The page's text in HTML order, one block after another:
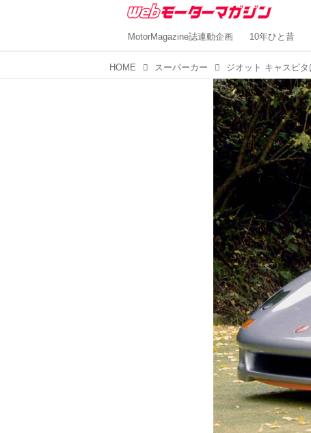
MotorMagazine誌連動企画 10年ひと昔
HOME スーパーカー